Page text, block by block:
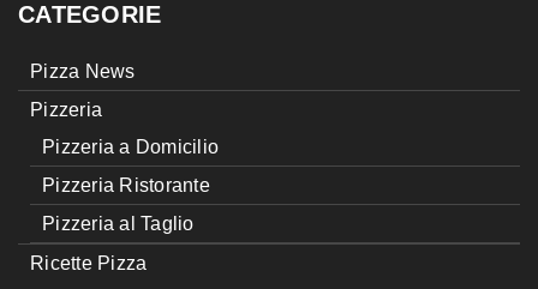
CATEGORIE
Pizza News
Pizzeria
Pizzeria a Domicilio
Pizzeria Ristorante
Pizzeria al Taglio
Ricette Pizza